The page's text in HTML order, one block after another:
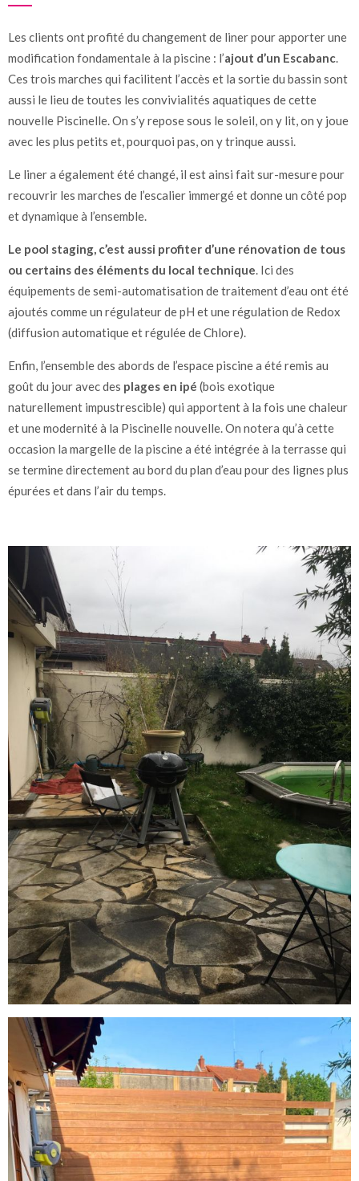
Les clients ont profité du changement de liner pour apporter une
modification fondamentale à la piscine : l’ajout d’un Escabanc.
Ces trois marches qui facilitent l’accès et la sortie du bassin sont
aussi le lieu de toutes les convivialités aquatiques de cette
nouvelle Piscinelle. On s’y repose sous le soleil, on y lit, on y joue
avec les plus petits et, pourquoi pas, on y trinque aussi.
Le liner a également été changé, il est ainsi fait sur-mesure pour
recouvrir les marches de l’escalier immergé et donne un côté pop
et dynamique à l’ensemble.
Le pool staging, c’est aussi profiter d’une rénovation de tous
ou certains des éléments du local technique. Ici des
équipements de semi-automatisation de traitement d’eau ont été
ajoutés comme un régulateur de pH et une régulation de Redox
(diffusion automatique et régulée de Chlore).
Enfin, l’ensemble des abords de l’espace piscine a été remis au
goût du jour avec des plages en ipé (bois exotique
naturellement impustrescible) qui apportent à la fois une chaleur
et une modernité à la Piscinelle nouvelle. On notera qu’à cette
occasion la margelle de la piscine a été intégrée à la terrasse qui
se termine directement au bord du plan d’eau pour des lignes plus
épurées et dans l’air du temps.